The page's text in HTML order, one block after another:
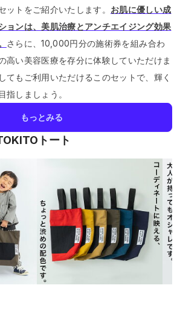
ットをご紹介いたします。 お肌に優しい成
ョンは、美肌治療とアンチエイジング効果
さらに、10,000円分の施術券を組み合わ
高い美容医療を存分に体験していただけま
てもご利用いただけるこのセットで、輝く
指しましょう。
もっとみる
トート